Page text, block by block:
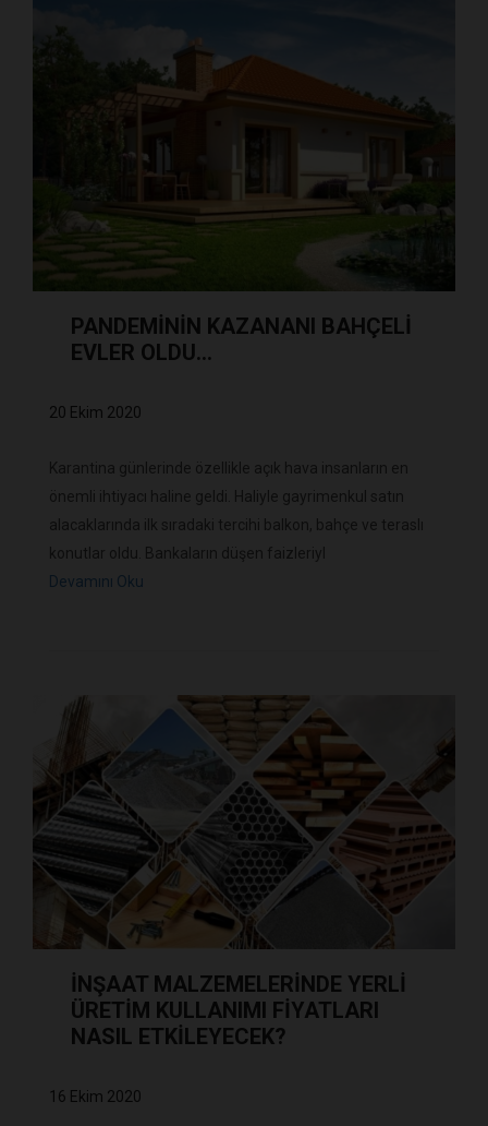
PANDEMİNİN KAZANANI BAHÇELİ
EVLER OLDU...
20 Ekim 2020
Karantina günlerinde özellikle açık hava insanların en
önemli ihtiyacı haline geldi. Haliyle gayrimenkul satın
alacaklarında ilk sıradaki tercihi balkon, bahçe ve teraslı
konutlar oldu. Bankaların düşen faizleriyl
Devamını Oku
İNŞAAT MALZEMELERİNDE YERLİ
ÜRETİM KULLANIMI FİYATLARI
NASIL ETKİLEYECEK?
16 Ekim 2020